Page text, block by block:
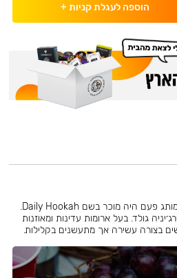
הוספה לעגלת קניות +
טבק מבית החברה Darkside. המותג פעם היה מוכר בשם Daily Hookah.
גולד. בעל ארומות עדינות ומאוזנות
בצורה עשירה אך מתעשנים בקלילות.